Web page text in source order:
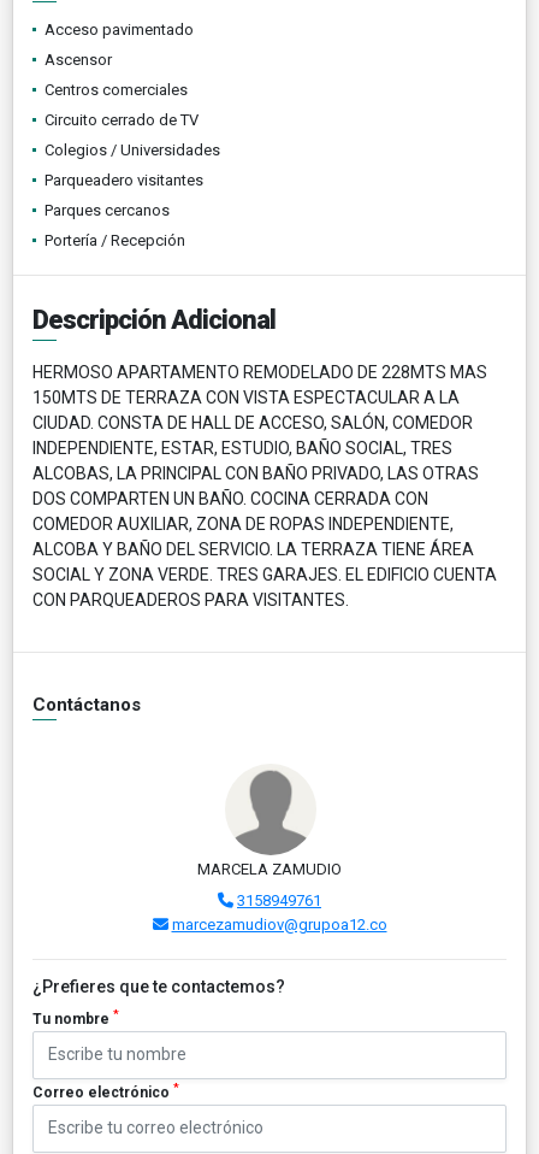
Acceso pavimentado
Ascensor
Centros comerciales
Circuito cerrado de TV
Colegios / Universidades
Parqueadero visitantes
Parques cercanos
Portería / Recepción
Descripción Adicional
HERMOSO APARTAMENTO REMODELADO DE 228MTS MAS
150MTS DE TERRAZA CON VISTA ESPECTACULAR A LA
CIUDAD. CONSTA DE HALL DE ACCESO, SALÓN, COMEDOR
INDEPENDIENTE, ESTAR, ESTUDIO, BAÑO SOCIAL, TRES
ALCOBAS, LA PRINCIPAL CON BAÑO PRIVADO, LAS OTRAS
DOS COMPARTEN UN BAÑO. COCINA CERRADA CON
COMEDOR AUXILIAR, ZONA DE ROPAS INDEPENDIENTE,
ALCOBA Y BAÑO DEL SERVICIO. LA TERRAZA TIENE ÁREA
SOCIAL Y ZONA VERDE. TRES GARAJES. EL EDIFICIO CUENTA
CON PARQUEADEROS PARA VISITANTES.
Contáctanos
MARCELA ZAMUDIO
3158949761
marcezamudiov@grupoa12.co
¿Prefieres que te contactemos?
Tu nombre *
Correo electrónico *